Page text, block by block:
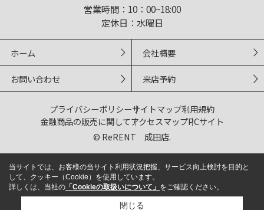
営業時間： 10：00~18:00
定休日： 水曜日
ホーム 会社概要
お問い合わせ 来店予約
プライバシーポリシーサイトマップ利用規約
金融商品の販売に関してアクセスマップPCサイト
© ReRENT 成田店.
当サイトでは、お客様の当サイト利用状況把握、サービス向上検討を目的と
して、クッキー（Cookie）を使用しています。
詳しくは、当社の 「Cookieの取扱いについて」 をご確認ください。
閉じる